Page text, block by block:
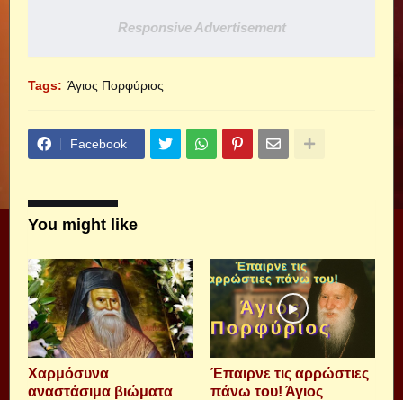
Responsive Advertisement
Tags: Άγιος Πορφύριος
Facebook
You might like
Xαρμόσυνα
αναστάσιμα βιώματα
Έπαιρνε τις αρρώστιες
πάνω του! Άγιος